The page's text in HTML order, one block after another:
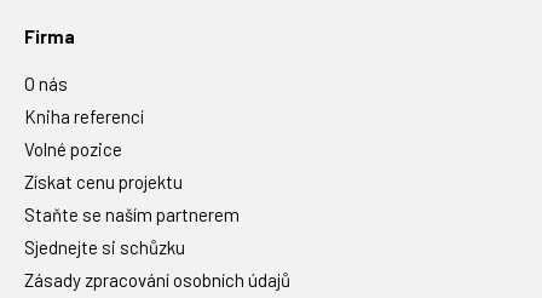
Firma
O nás
Kniha referencí
Volné pozice
Získat cenu projektu
Staňte se naším partnerem
Sjednejte si schůzku
Zásady zpracování osobních údajů